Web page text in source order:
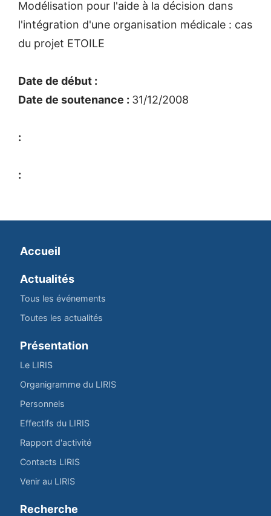
Modélisation pour l'aide à la décision dans
l'intégration d'une organisation médicale : cas
du projet ETOILE
Date de début :
Date de soutenance : 31/12/2008
:
:
Accueil
Actualités
Tous les événements
Toutes les actualités
Présentation
Le LIRIS
Organigramme du LIRIS
Personnels
Effectifs du LIRIS
Rapport d'activité
Contacts LIRIS
Venir au LIRIS
Recherche